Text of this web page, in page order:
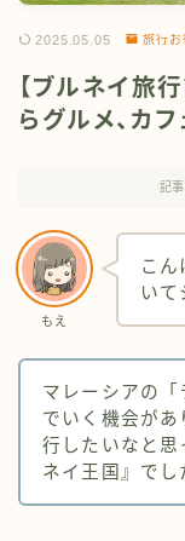
2025.05.05 旅行
【ブルネイ旅
らグルメ、カ
記
もえ
こん
いて
マレーシアの「
でいく機会があ
行したいなと思
ネイ王国』でし